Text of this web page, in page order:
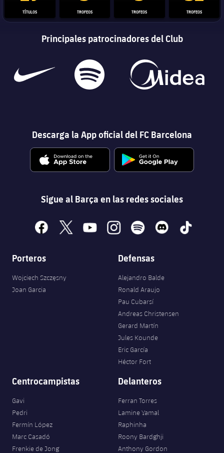
TÍTULOS TROFEOS TROFEOS TROFEOS
Principales patrocinadores del Club
Descarga la App oficial del FC Barcelona
Sigue al Barça en las redes sociales
facebook
x youtubeinstagramspotify discord tiktok
Porteros
Wojciech Szczęsny
Joan Garcia
Defensas
Alejandro Balde
Ronald Araujo
Pau Cubarsí
Andreas Christensen
Gerard Martín
Jules Kounde
Eric García
Héctor Fort
Centrocampistas
Gavi
Pedri
Fermín López
Marc Casadó
Frenkie de Jong
Delanteros
Ferran Torres
Lamine Yamal
Raphinha
Roony Bardghji
Anthony Gordon